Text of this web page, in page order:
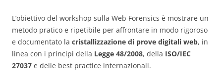
L’obiettivo del workshop sulla Web Forensics è mostrare un
metodo pratico e ripetibile per affrontare in modo rigoroso
e documentato la cristallizzazione di prove digitali web, in
linea con i principi della Legge 48/2008, della ISO/IEC
27037 e delle best practice internazionali.